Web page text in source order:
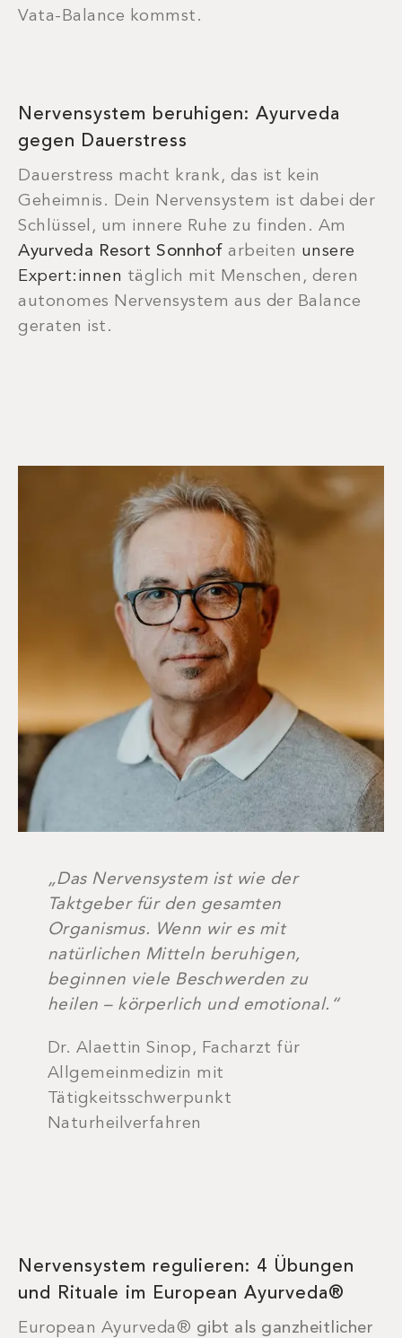
Vata-Balance kommst.
Nervensystem beruhigen: Ayurveda
gegen Dauerstress
Dauerstress macht krank, das ist kein
Geheimnis. Dein Nervensystem ist dabei der
Schlüssel, um innere Ruhe zu finden. Am
Ayurveda Resort Sonnhof arbeiten unsere
Expert:innen täglich mit Menschen, deren
autonomes Nervensystem aus der Balance
geraten ist.
„Das Nervensystem ist wie der
Taktgeber für den gesamten
Organismus. Wenn wir es mit
natürlichen Mitteln beruhigen,
beginnen viele Beschwerden zu
heilen – körperlich und emotional.“
Dr. Alaettin Sinop, Facharzt für
Allgemeinmedizin mit
Tätigkeitsschwerpunkt
Naturheilverfahren
Nervensystem regulieren: 4 Übungen
und Rituale im European Ayurveda®
European Ayurveda® gibt als ganzheitlicher